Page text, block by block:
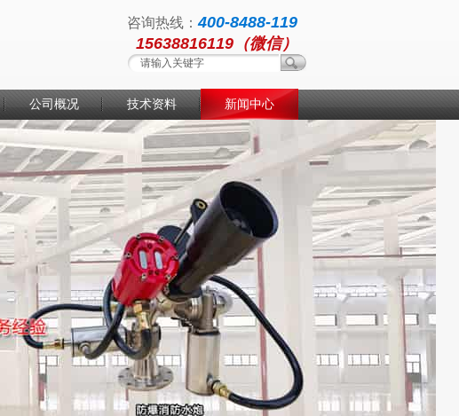
咨询热线：400-8488-119
15638816119（微信）
公司概况 技术资料 新闻中心